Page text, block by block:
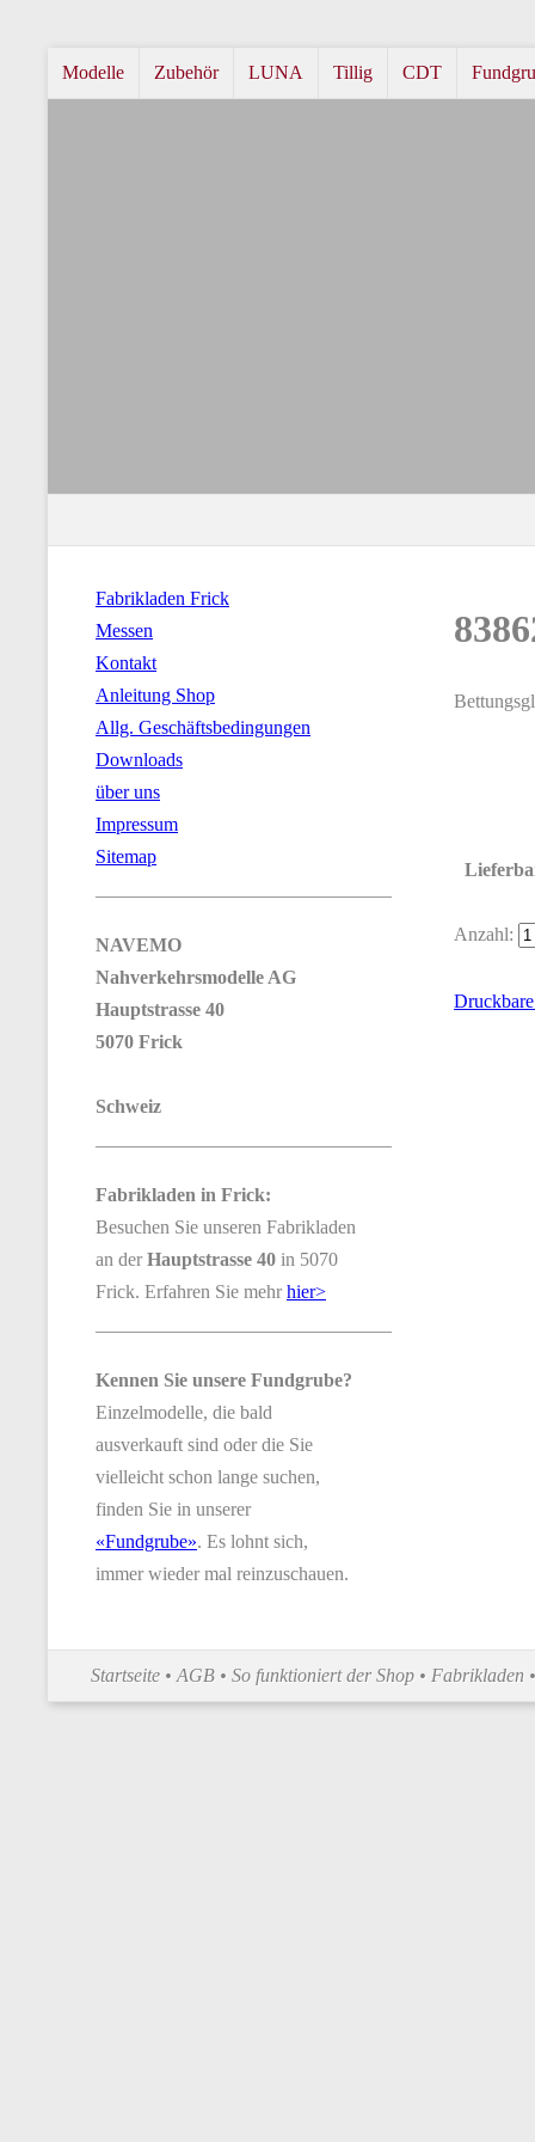
Modelle Zubehör LUNA Tillig CDT
Fabrikladen Frick
Messen
Kontakt
Anleitung Shop
Allg. Geschäftsbedingungen
Downloads
über uns
Impressum
Sitemap
NAVEMO
Nahverkehrsmodelle AG
Hauptstrasse 40
5070 Frick
Schweiz
Fabrikladen in Frick:
Besuchen Sie unseren Fabrikladen
an der Hauptstrasse 40 in 5070
Frick. Erfahren Sie mehr hier>
Kennen Sie unsere Fundgrube?
Einzelmodelle, die bald
ausverkauft sind oder die Sie
vielleicht schon lange suchen,
finden Sie in unserer
«Fundgrube». Es lohnt sich,
immer wieder mal reinzuschauen.
Anzahl:
Startseite •AGB •So funktioniert der Shop • Fabrikladen